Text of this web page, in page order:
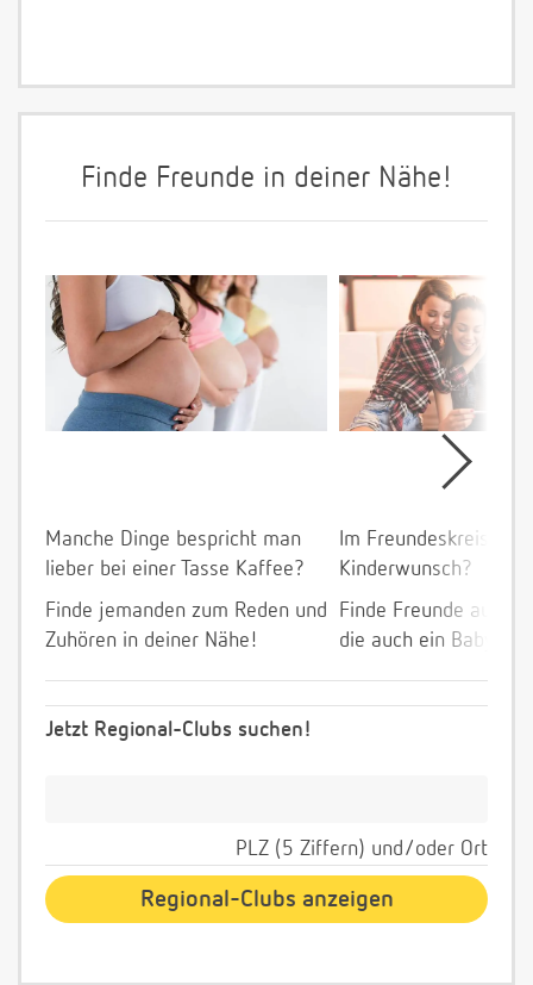
Finde Freunde in deiner Nähe!
Manche Dinge bespricht man
lieber bei einer Tasse Kaffee?
Finde jemanden zum Reden und
Zuhören in deiner Nähe!
Im Freundeskreis
Kinderwunsch?
Finde Freunde aus
die auch ein Baby
Jetzt Regional-Clubs suchen!
PLZ (5 Ziffern) und/oder Ort